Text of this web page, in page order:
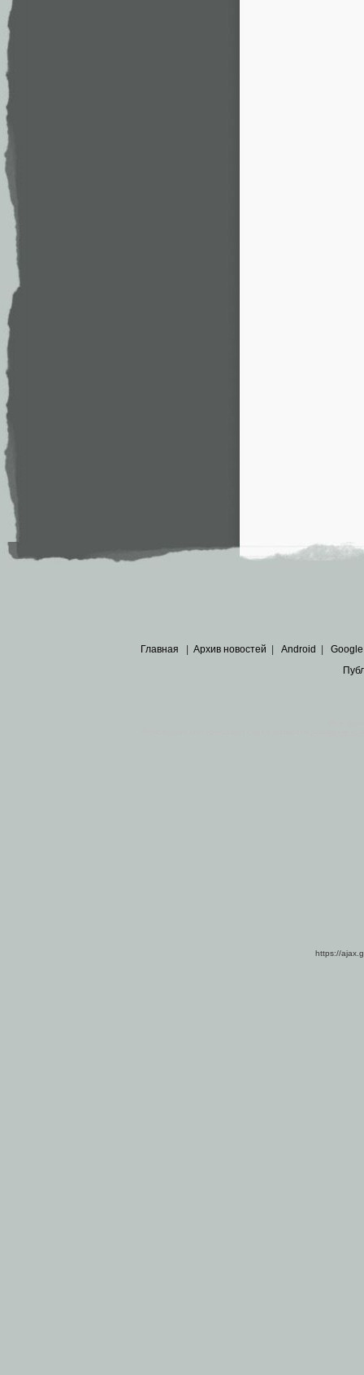
Главная Архив новостей Android Google
https://